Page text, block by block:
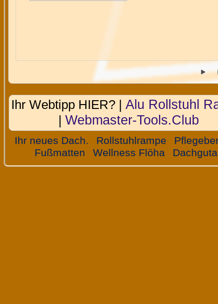
Ihr Webtipp HIER? |Alu Rollstuhl
| Webmaster-Tools.Club
Ihr neues Dach. Rollstuhlrampe
Fußmatten
Wellness Flöha